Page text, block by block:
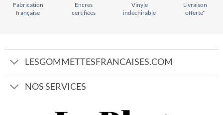
Fabrication
française
Encres
certifiées
Vinyle
indéchirable
Livraison
offerte*
LESGOMMETTESFRANCAISES.COM
NOS SERVICES